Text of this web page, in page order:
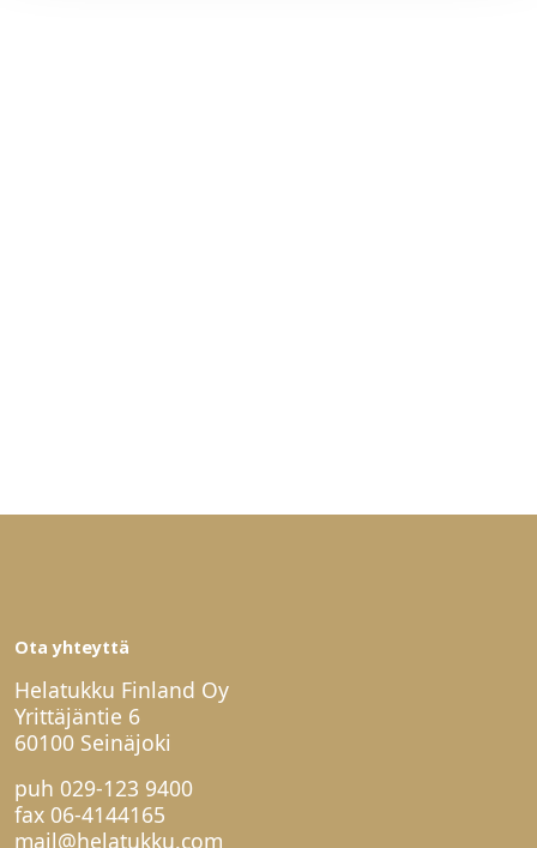
Ota yhteyttä
Helatukku Finland Oy
Yrittäjäntie 6
60100 Seinäjoki
puh 029-123 9400
fax 06-4144165
mail@helatukku.com